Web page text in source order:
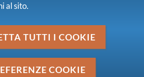
i procedimenti per
previsti dal DM N.
la Sandbox. La prima finestra
di ammissione è attiva dal
al sito.
TUTTI I COOKIE
COOKIE